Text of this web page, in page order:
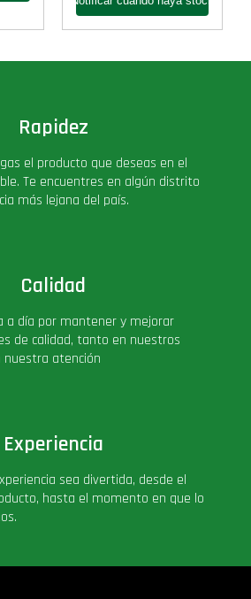
Rapidez
el producto que deseas en el
Te encuentres en algún distrito
más lejana del país.
Calidad
a día por mantener y mejorar
de calidad, tanto en nuestros
nuestra atención
Experiencia
sea divertida, desde el
hasta el momento en que lo